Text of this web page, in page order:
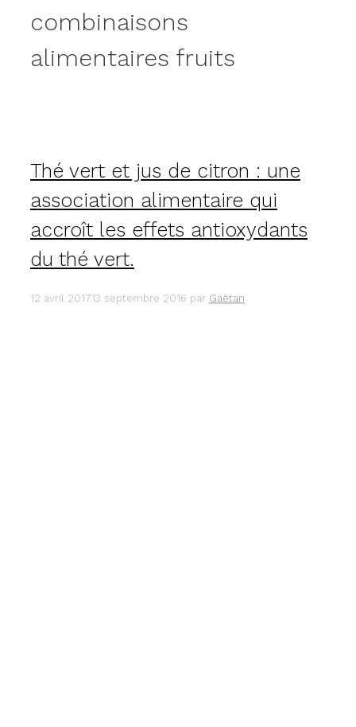
combinaisons
alimentaires fruits
Thé vert et jus de citron : une
association alimentaire qui
accroît les effets antioxydants
du thé vert.
12 avril 201713 septembre 2016 par Gaëtan